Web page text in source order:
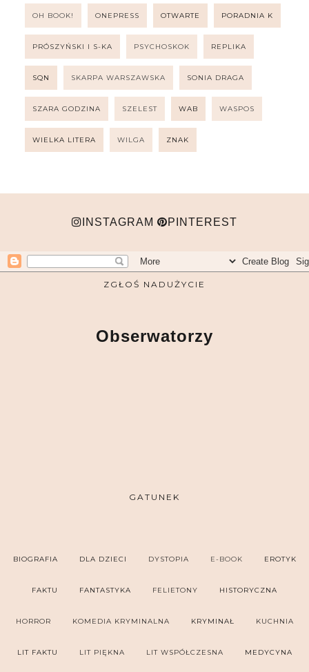
OH BOOK! ONEPRESS OTWARTE PORADNIA K
PRÓSZYŃSKI I S-KA PSYCHOSKOK REPLIKA
SQN SKARPA WARSZAWSKA SONIA DRAGA
SZARA GODZINA SZELEST WAB WASPOS
WIELKA LITERA WILGA ZNAK
INSTAGRAM PINTEREST
ZGŁOŚ NADUŻYCIE
Obserwatorzy
GATUNEK
BIOGRAFIA DLA DZIECI DYSTOPIA E-BOOK EROTYK
FAKTU FANTASTYKA FELIETONY HISTORYCZNA
HORROR KOMEDIA KRYMINALNA KRYMINAŁ KUCHNIA
LIT FAKTU LIT PIĘKNA LIT WSPÓŁCZESNA MEDYCYNA